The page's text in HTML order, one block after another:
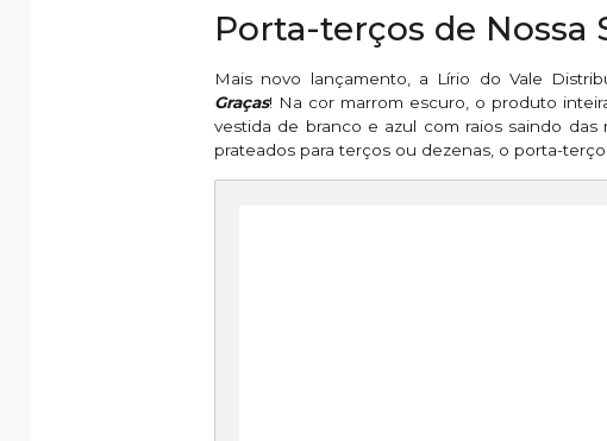
Porta-terços de Nossa
Mais novo lançamento, a Lírio do Vale
Graças! Na cor marrom escuro, o produto
vestida de branco e azul com raios saindo
prateados para terços ou dezenas, o porta-